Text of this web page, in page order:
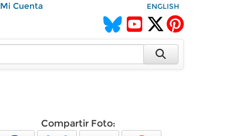
Mi Cuenta ENGLISH
Compartir Foto: